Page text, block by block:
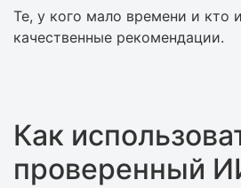
Те, у кого мало времени и кто
качественные рекомендации.
Как
проверенный